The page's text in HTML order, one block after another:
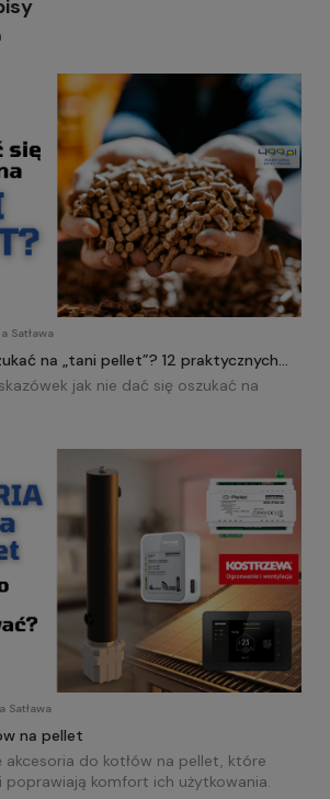
Satława
na „tani pellet”? 12 praktycznych
jak nie dać się oszukać na
Satława
na pellet
akcesoria do kotłów na pellet, które
poprawiają komfort ich użytkowania.